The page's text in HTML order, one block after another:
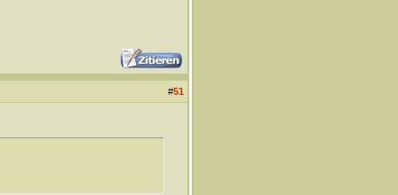
#51